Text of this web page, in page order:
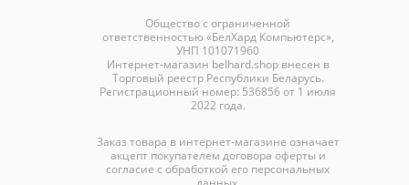
Общество с ограниченной
ответственностью «БелХард Компьютерс»,
УНП 101071960
Интернет-магазин belhard.shopвнесен в
Торговый реестр Республики Беларусь.
Регистрационный номер: 536856 от 1 июля
2022 года.
Заказ товара в интернет-магазине означает
акцепт покупателем договора оферты и
согласие с обработкой его персональных